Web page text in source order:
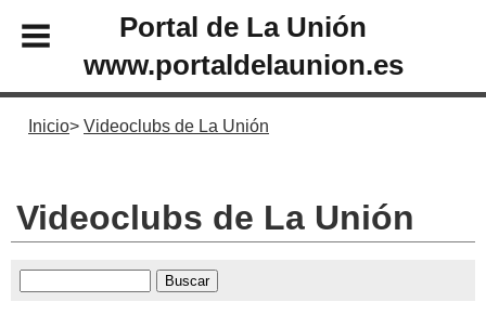
Portal de La Unión
www.portaldelaunion.es
Inicio Videoclubs de La Unión
Videoclubs de La Unión